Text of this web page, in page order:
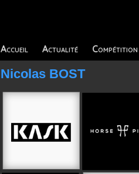
Accueil Actualité Compétition
Nicolas BOST